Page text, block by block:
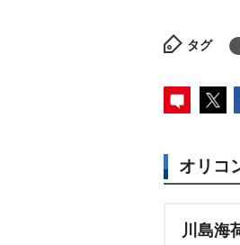
タグ
オリコ
川島海